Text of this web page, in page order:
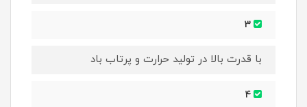
با قدرت بالا در تولید حرارت و پرتاب باد